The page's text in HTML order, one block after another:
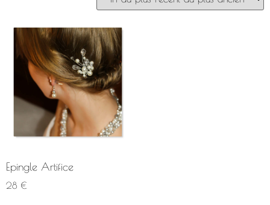
Epingle Artifice
28 €